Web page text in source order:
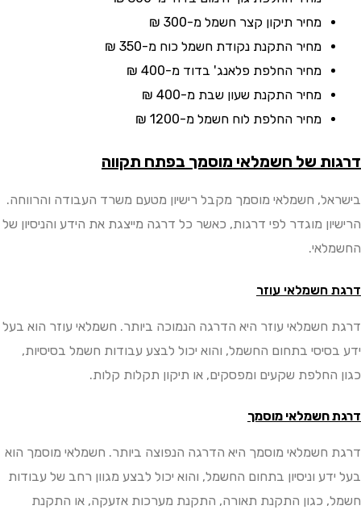
מחיר תיקון קצר חשמלמ-300 ₪
מחיר התקנת נקודת חשמל כוחמ-350 ₪
מחיר החלפת פלאנג' בדודמ-400 ₪
מחיר התקנת שעון שבתמ-400 ₪
מחיר החלפת לוח חשמלמ-1200 ₪
של חשמלאי מוסמך בפתח תקווה
חשמלאי מוסמך מקבל רישיון מטעם משרד העבודה והרווחה.
מוגדר לפי דרגות, כאשר כל דרגה מייצגת את הידע והניסיון של
חשמלאי עוזר
עוזר היא הדרגה הנמוכה ביותר. חשמלאי עוזר הוא בעל
בתחום החשמל, והוא יכול לבצע עבודות חשמל בסיסיות,
שקעים ומפסקים, או תיקון תקלות קלות.
חשמלאי מוסמך
מוסמך היא הדרגה הנפוצה ביותר. חשמלאי מוסמך הוא
וניסיון בתחום החשמל, והוא יכול לבצע מגוון רחב של עבודות
כגון התקנת תאורה, התקנת מערכות אזעקה, או התקנת